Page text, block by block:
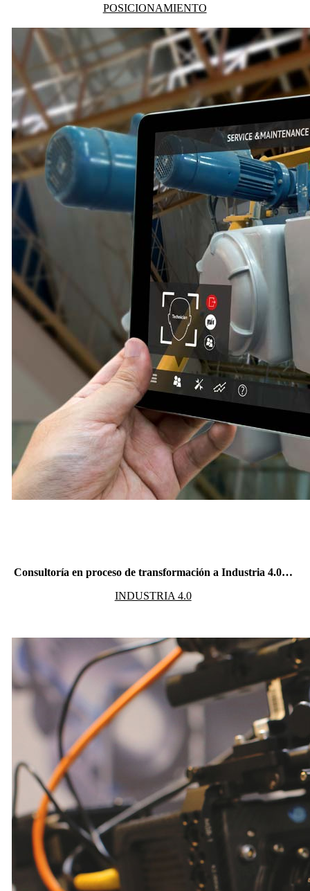
POSICIONAMIENTO
Consultoría en proceso de transformación a Industria 4.0…
INDUSTRIA 4.0